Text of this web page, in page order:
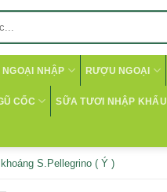
NHẬP RƯỢU NGOẠI
CỐC SỮA TƯƠI NHẬP KHẨU
S.Pellegrino ( Ý )